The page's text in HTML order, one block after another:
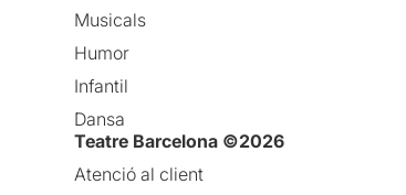
Musicals
Humor
Infantil
Dansa
Teatre Barcelona ©2026
Atenció al client